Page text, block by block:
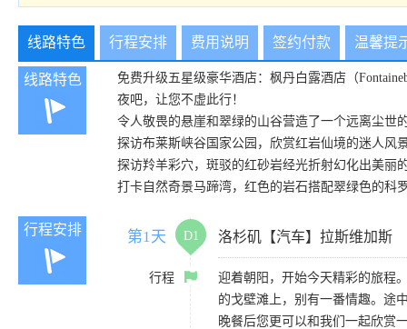
线路特色 行程安排 费用说明 签约付款 温馨提
线路特色
免费升级五星级豪华酒店：枫丹白露酒店（
夜吧，让您不虚此行！
令人敬畏的悬崖和翠绿的山谷营造了一个远离尘世
探访布莱斯峡谷国家公园，欣赏红岩仙境的迷人风
探访羚羊彩穴，斑驳的红砂岩经光折射幻化出美丽
打卡自然奇景马蹄湾，红色的岩石搭配翠绿色的科
行程安排 第1天 D1 洛杉矶【汽车】拉斯维加斯
行程
迎着朝阳，开始今天精彩的旅程
的戈壁滩上，别有一番情趣。途
晚餐后您更可以和我们一起欣赏